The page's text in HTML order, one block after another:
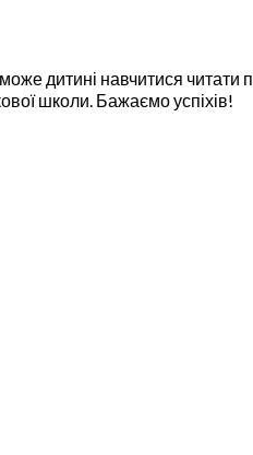
дитині навчитися читати
школи. Бажаємо успіхів!